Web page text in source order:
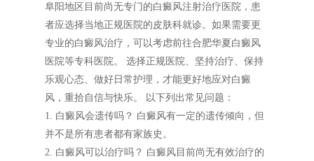
阜阳地区目前尚无专门的白癜风注射治疗医院，患
者应选择当地正规医院的皮肤科就诊。如果需要更
专业的白癜风治疗，可以考虑前往合肥华夏白癜风
医院等专科医院。 选择正规医院、坚持治疗、保持
乐观心态、做好日常护理，才能更好地应对白癜
风，重拾自信与快乐。 以下列出常见问题：
1. 白癜风会遗传吗？ 白癜风有一定的遗传倾向，但
并不是所有患者都有家族史。
2. 白癜风可以治疗吗？ 白癜风目前尚无有效治疗的